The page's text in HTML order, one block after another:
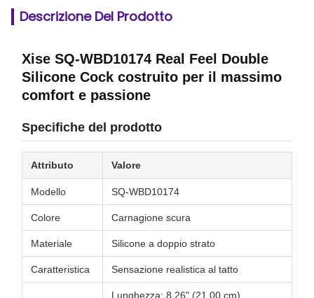
Descrizione Del Prodotto
Xise SQ-WBD10174 Real Feel Double
Silicone Cock costruito per il massimo
comfort e passione
Specifiche del prodotto
Attributo Valore
Modello SQ-WBD10174
Colore Carnagione scura
Materiale Silicone a doppio strato
Caratteristica Sensazione realistica al tatto
Lunghezza: 8,26" (21,00 cm)